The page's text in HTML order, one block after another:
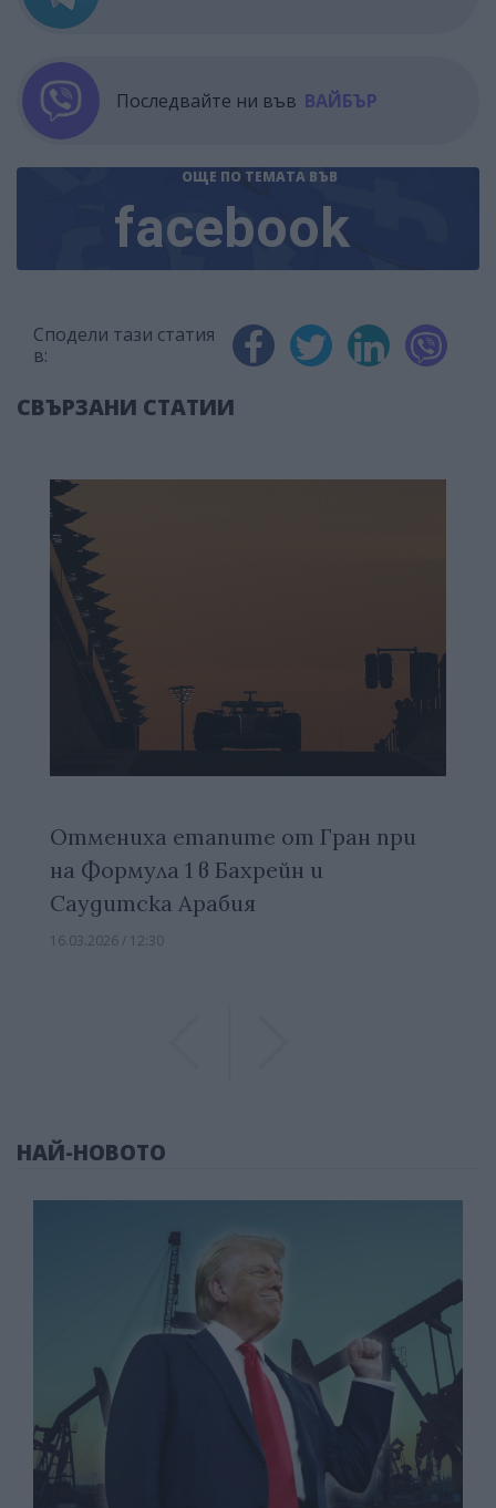
Последвайте ни във ВАЙБЪР
ОЩЕ ПО ТЕМАТА ВЪВ
facebook
Сподели тази статия
в:
СВЪРЗАНИ СТАТИИ
Отмениха етапите от Гран при
на Формула 1 в Бахрейн и
Саудитска Арабия
16.03.2026 / 12:30
НАЙ-НОВОТО